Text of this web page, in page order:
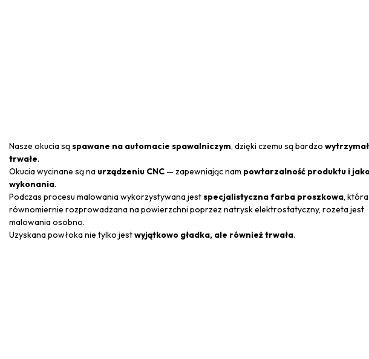
Nasze okucia sąspawane na automacie spawalniczym, dzięki czemu są bardzo
trwałe.
Okucia wycinane są na urządzeniu CNC — zapewniając nam powtarzalność produktu i
wykonania.
Podczas procesu malowania wykorzystywana jestspecjalistyczna farba proszkowa,
równomiernie rozprowadzana na powierzchni poprzez natrysk elektrostatyczny, rozeta jest
malowania osobno.
Uzyskana powłoka nie tylko jestwyjątkowo gładka, ale również trwała.